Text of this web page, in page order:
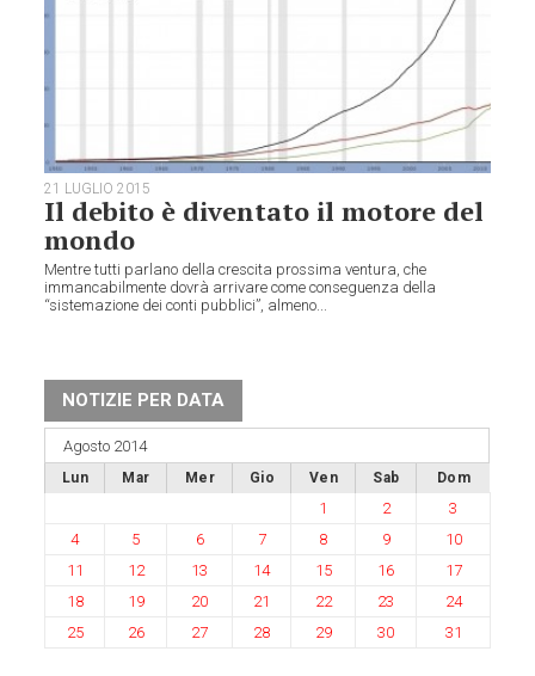
21 LUGLIO 2015
Il debito è diventato il motore del
mondo
Mentre tutti parlano della crescita prossima ventura, che
immancabilmente dovrà arrivare come conseguenza della
“sistemazione dei conti pubblici”, almeno...
NOTIZIE PER DATA
Agosto 2014
Lun Mar Mer Gio Ven Sab Dom
1 2
3
4
5 6 7 8 9
10
11
12 13 14 15 16
17
18
19 20 21 22 23
24
25
26 27 28 29 30 31